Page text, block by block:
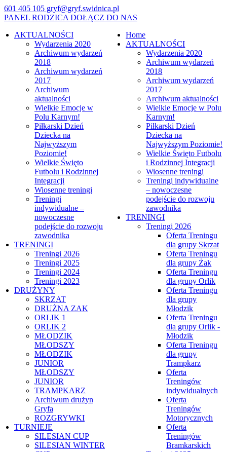
601 405 105 gryf@gryf.swidnica.pl
PANEL RODZICA DOŁĄCZ DO NAS
AKTUALNOŚCI
Wydarzenia 2020
Archiwum wydarzeń
2018
Archiwum wydarzeń
2017
Archiwum
aktualności
Wielkie Emocje w
Polu Karnym!
Piłkarski Dzień
Dziecka na
Najwyższym
Poziomie!
Wielkie Święto
Futbolu i Rodzinnej
Integracji
Wiosenne treningi
Treningi
indywidualne –
nowoczesne
podejście do rozwoju
zawodnika
TRENINGI
Treningi 2026
Treningi 2025
Treningi 2024
Treningi 2023
DRUŻYNY
SKRZAT
DRUŻNA ZAK
ORLIK 1
ORLIK 2
MŁODZIK
MŁODSZY
MŁODZIK
JUNIOR
MŁODSZY
JUNIOR
TRAMPKARZ
Archiwum drużyn
Gryfa
ROZGRYWKI
TURNIEJE
SILESIAN CUP
SILESIAN WINTER
Home
AKTUALNOŚCI
Wydarzenia 2020
Archiwum wydarzeń
2018
Archiwum wydarzeń
2017
Archiwum aktualności
Wielkie Emocje w Polu
Karnym!
Piłkarski Dzień
Dziecka na
Najwyższym Poziomie!
Wielkie Święto Futbolu
i Rodzinnej Integracji
Wiosenne treningi
Treningi indywidualne
– nowoczesne
podejście do rozwoju
zawodnika
TRENINGI
Treningi 2026
Oferta Treningu
dla grupy Skrzat
Oferta Treningu
dla grupy Żak
Oferta Treningu
dla grupy Orlik
Oferta Treningu
dla grupy
Młodzik
Oferta Treningu
dla grupy Orlik -
Młodzik
Oferta Treningu
dla grupy
Trampkarz
Oferta
Treningów
indywidualnych
Oferta
Treningów
Motorycznych
Oferta
Treningów
Bramkarskich